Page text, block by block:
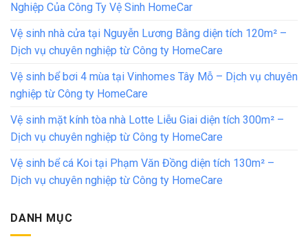
Nghiệp Của Công Ty Vệ Sinh HomeCar
Vệ sinh nhà cửa tại Nguyễn Lương Bằng diện tích 120m² –
Dịch vụ chuyên nghiệp từ Công ty HomeCare
Vệ sinh bể bơi 4 mùa tại Vinhomes Tây Mỗ – Dịch vụ chuyên
nghiệp từ Công ty HomeCare
Vệ sinh mặt kính tòa nhà Lotte Liễu Giai diện tích 300m² –
Dịch vụ chuyên nghiệp từ Công ty HomeCare
Vệ sinh bể cá Koi tại Phạm Văn Đồng diện tích 130m² –
Dịch vụ chuyên nghiệp từ Công ty HomeCare
DANH MỤC